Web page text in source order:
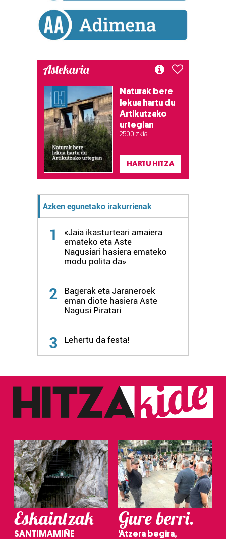
Astekaria
Naturak bere
lekua hartu du
Artikutzako
urtegian
2.500 zkia.
HARTU HITZA
Azken egunetako irakurrienak
1
«Jaia ikasturteari amaiera
emateko eta Aste
Nagusiari hasiera emateko
modu polita da»
2
Bagerak eta Jaraneroek
eman diote hasiera Aste
Nagusi Piratari
3 Lehertu da festa!
Eskaintzak
SANTIMAMIÑE
Gure berri.
'Atzera begira,